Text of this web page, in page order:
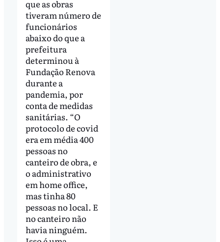
que as obras
tiveram número de
funcionários
abaixo do que a
prefeitura
determinou à
Fundação Renova
durante a
pandemia, por
conta de medidas
sanitárias. “O
protocolo de covid
era em média 400
pessoas no
canteiro de obra, e
o administrativo
em home office,
mas tinha 80
pessoas no local. E
no canteiro não
havia ninguém.